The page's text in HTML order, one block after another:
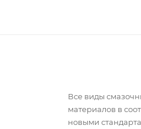
Все виды
материалов в
новыми